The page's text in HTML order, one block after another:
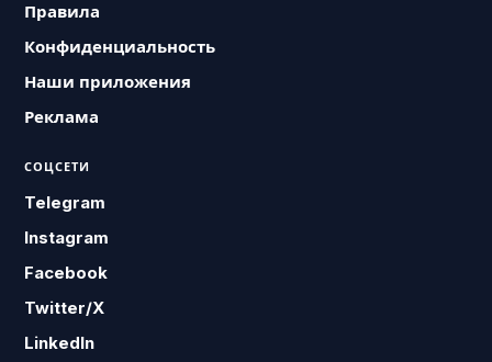
Правила
Конфиденциальность
Наши приложения
Реклама
СОЦСЕТИ
Telegram
Instagram
Facebook
Twitter/X
LinkedIn